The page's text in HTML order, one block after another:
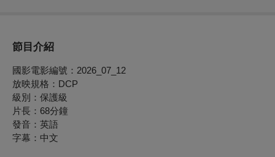
節目介紹
國影電影編號：2026_07_12
放映規格：DCP
級別：保護級
片長：68分鐘
發音：英語
字幕：中文